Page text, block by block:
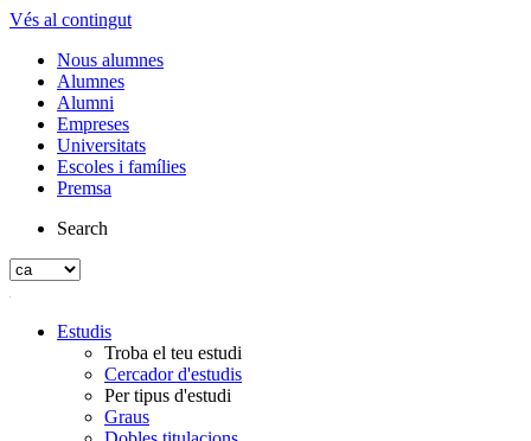
Vés al contingut
Nous alumnes
Alumnes
Alumni
Empreses
Universitats
Escoles i famílies
Premsa
Search
Estudis
Troba el teu estudi
Cercador d'estudis
Per tipus d'estudi
Graus